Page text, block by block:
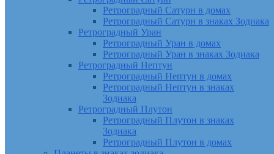
Ретроградный Сатурн в домах
Ретроградный Сатурн в знаках Зодиака
Ретроградный Уран
Ретроградный Уран в домах
Ретроградный Уран в знаках Зодиака
Ретроградный Нептун
Ретроградный Нептун в домах
Ретроградный Нептун в знаках
Зодиака
Ретроградный Плутон
Ретроградный Плутон в знаках
Зодиака
Ретроградный Плутон в домах